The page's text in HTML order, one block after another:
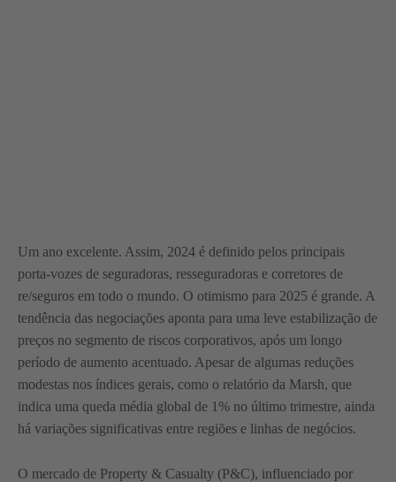
Um ano excelente. Assim, 2024 é definido pelos principais
porta-vozes de seguradoras, resseguradoras e corretores de
re/seguros em todo o mundo. O otimismo para 2025 é grande. A
tendência das negociações aponta para uma leve estabilização de
preços no segmento de riscos corporativos, após um longo
período de aumento acentuado. Apesar de algumas reduções
modestas nos índices gerais, como o relatório da Marsh, que
indica uma queda média global de 1% no último trimestre, ainda
há variações significativas entre regiões e linhas de negócios.
O mercado de Property & Casualty (P&C), influenciado por